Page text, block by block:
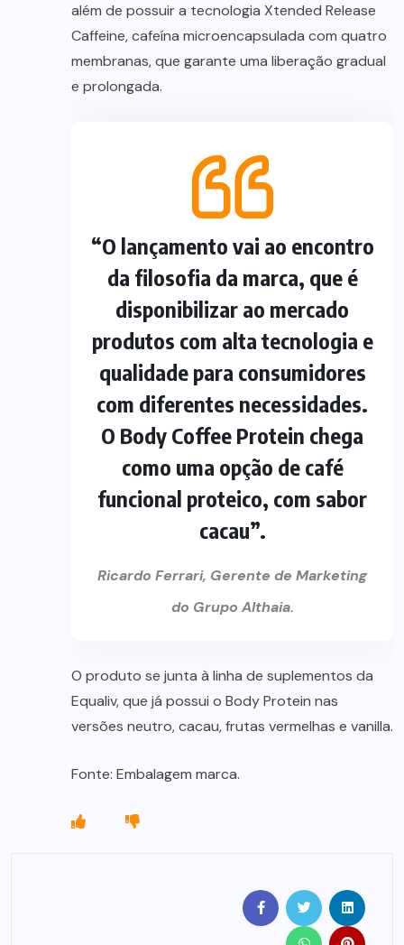
além de possuir a tecnologia Xtended Release
Caffeine, cafeína microencapsulada com quatro
membranas, que garante uma liberação gradual
e prolongada.
“O lançamento vai ao encontro
da filosofia da marca, que é
disponibilizar ao mercado
produtos com alta tecnologia e
qualidade para consumidores
com diferentes necessidades.
O Body Coffee Protein chega
como uma opção de café
funcional proteico, com sabor
cacau”.
Ricardo Ferrari, Gerente de Marketing
do Grupo Althaia.
O produto se junta à linha de suplementos da
Equaliv, que já possui o Body Protein nas
versões neutro, cacau, frutas vermelhas e vanilla.
Fonte: Embalagem marca.